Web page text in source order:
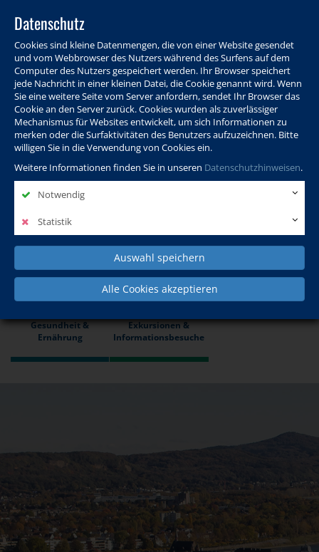
Datenschutz
Cookies sind kleine Datenmengen, die von einer Website gesendet
und vom Webbrowser des Nutzers während des Surfens auf dem
Computer des Nutzers gespeichert werden. Ihr Browser speichert
jede Nachricht in einer kleinen Datei, die Cookie genannt wird. Wenn
Sie eine weitere Seite vom Server anfordern, sendet Ihr Browser das
Cookie an den Server zurück. Cookies wurden als zuverlässiger
Mechanismus für Websites entwickelt, um sich Informationen zu
merken oder die Surfaktivitäten des Benutzers aufzuzeichnen. Bitte
willigen Sie in die Verwendung von Cookies ein.
Weitere Informationen finden Sie in unseren Datenschutzhinweisen.
Notwendig
Statistik
Auswahl speichern
Alle Cookies akzeptieren
Programm Info & Service Aktuelles Warenkorb Login
Ansprechpersonen Kontakt Sitemap
Politik, Wissenschaft &
Internationales
Beruf, IT & Digitales
Gesundheit &
Ernährung
Exkursionen &
Informationsbesuche